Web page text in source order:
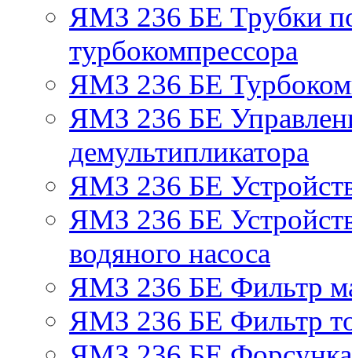
ЯМЗ 236 БЕ Трубки
турбокомпрессора
ЯМЗ 236 БЕ
ЯМЗ 236 БЕ
демультипликатора
ЯМЗ 236 БЕ
ЯМЗ 236 БЕ
водяного насоса
ЯМЗ 236 БЕ Фильтр
ЯМЗ 236 БЕ Фильтр